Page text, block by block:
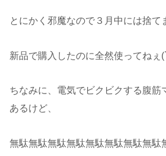
とにかく邪魔なので３月中には捨て
新品で購入したのに全然使ってねぇ
ちなみに、電気でビクビクする腹筋
あるけど、
無駄無駄無駄無駄無駄無駄無駄無駄